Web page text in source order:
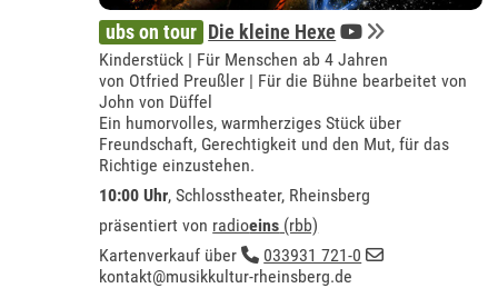
ubs on tour Die kleine Hexe
Kinderstück | Für Menschen ab 4 Jahren
von Otfried Preußler | Für die Bühne bearbeitet von
John von Düffel
Ein humorvolles, warmherziges Stück über
Freundschaft, Gerechtigkeit und den Mut, für das
Richtige einzustehen.
10:00 Uhr,Schlosstheater, Rheinsberg
präsentiert von radioeins (rbb)
Kartenverkauf über
033931 721-0
kontakt@musikkultur-rheinsberg.de